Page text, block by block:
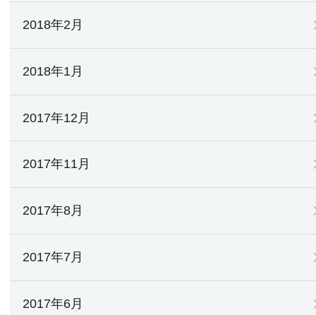
2018年2月
2018年1月
2017年12月
2017年11月
2017年8月
2017年7月
2017年6月